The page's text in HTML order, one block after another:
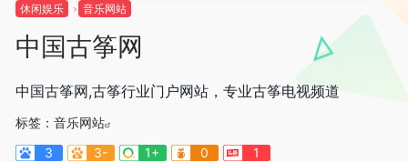
休闲娱乐 音乐网站
中国古筝网
中国古筝网,古筝行业门户网站，专业古筝电视频道
标签： 音乐网站
3
3- 1+ 0 1